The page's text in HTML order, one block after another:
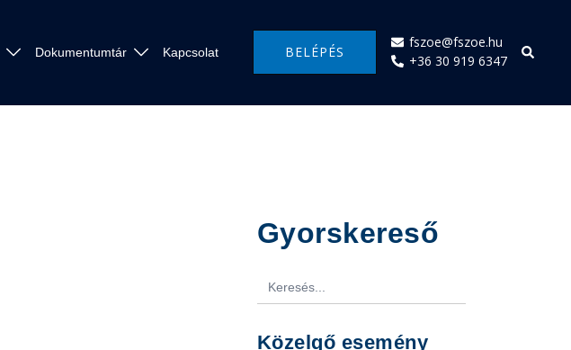
Dokumentumtár Kapcsolat BELÉPÉS
fszoe@fszoe.hu
+36 30 919 6347
Gyorskereső
Search
for:
Közelgő esemény